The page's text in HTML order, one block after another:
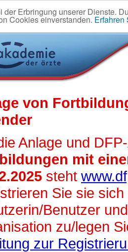
der Erbringung unserer Dienste.
Cookies einverstanden. Erfahren
von
Anlage und
mit
steht
Sie sie
Benutzer
zu/legen
zur